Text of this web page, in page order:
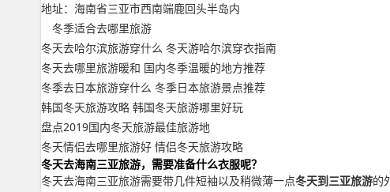
地址：海南省三亚市西南端鹿回头半岛内
冬季适合去哪里旅游
冬天去哈尔滨旅游穿什么 冬天游哈尔滨穿衣指南
冬天去哪里旅游暖和 国内冬季温暖的地方推荐
冬季去日本旅游穿什么 冬季日本旅游景点推荐
韩国冬天旅游攻略 韩国冬天旅游哪里好玩
盘点2019国内冬天旅游最佳旅游地
冬天情侣去哪里旅游好 情侣冬天旅游攻略
冬天去海南三亚旅游，需要准备什么衣服呢？
冬天去海南三亚旅游需要带几件短袖以及稍微薄一点冬天到三亚旅游的